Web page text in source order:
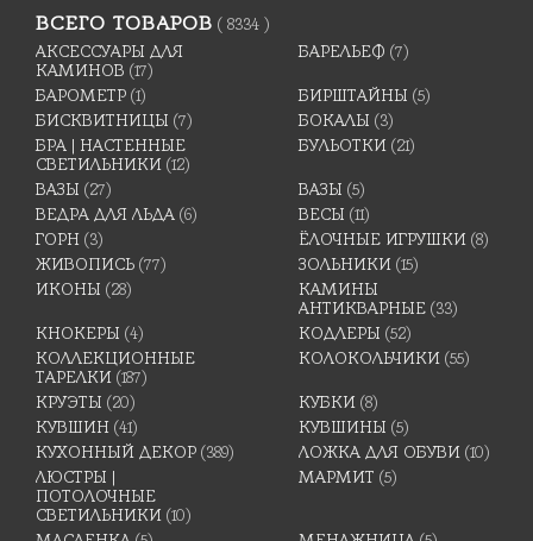
ВСЕГО ТОВАРОВ ( 8334 )
АКСЕССУАРЫ ДЛЯ
КАМИНОВ (17)
БАРЕЛЬЕФ (7)
БАРОМЕТР (1) БИРШТАЙНЫ (5)
БИСКВИТНИЦЫ (7) БОКАЛЫ (3)
БРА | НАСТЕННЫЕ
СВЕТИЛЬНИКИ (12)
БУЛЬОТКИ (21)
ВАЗЫ (27) ВАЗЫ (5)
ВЕДРА ДЛЯ ЛЬДА (6) ВЕСЫ (11)
ГОРН (3) ЁЛОЧНЫЕ ИГРУШКИ (8)
ЖИВОПИСЬ (77) ЗОЛЬНИКИ (15)
ИКОНЫ (28)
КАМИНЫ
АНТИКВАРНЫЕ (33)
КНОКЕРЫ (4) КОДЛЕРЫ (52)
КОЛЛЕКЦИОННЫЕ
ТАРЕЛКИ (187)
КОЛОКОЛЬЧИКИ (55)
КРУЭТЫ (20) КУБКИ (8)
КУВШИН (41) КУВШИНЫ (5)
КУХОННЫЙ ДЕКОР (389) ЛОЖКА ДЛЯ ОБУВИ (10)
ЛЮСТРЫ |
ПОТОЛОЧНЫЕ
СВЕТИЛЬНИКИ (10)
МАРМИТ (5)